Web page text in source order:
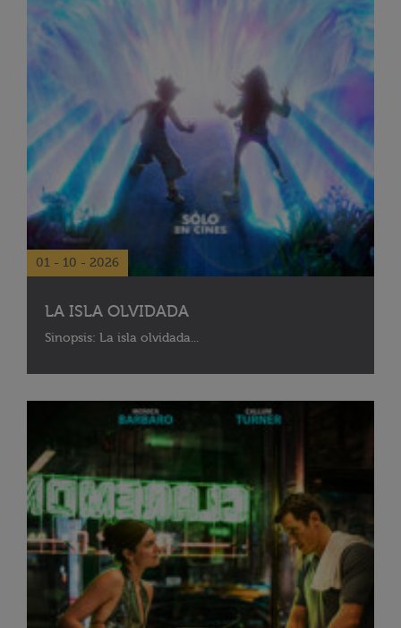
01 - 10 - 2026
LA ISLA OLVIDADA
Sinopsis: La isla olvidada...